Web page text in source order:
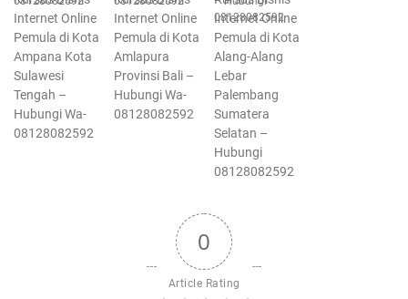
Internet Online
Pemula di Kota
Ampana Kota
Sulawesi
Tengah –
Hubungi Wa-
08128082592
Internet Online
Pemula di Kota
Amlapura
Provinsi Bali –
Hubungi Wa-
08128082592
Internet Online
Pemula di Kota
Alang-Alang
Lebar
Palembang
Sumatera
Selatan –
Hubungi
08128082592
0
Article Rating